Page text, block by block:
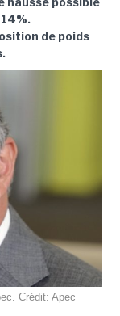
de poids
Crédit: Apec